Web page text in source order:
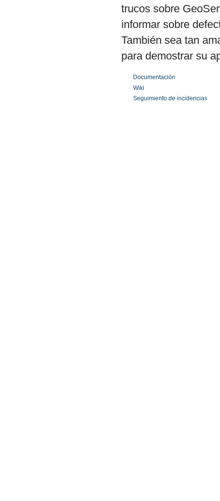
trucos sobre
informar sobre
También sea tan
para demostrar su
Documentación
Wiki
Seguimiento de incidencias